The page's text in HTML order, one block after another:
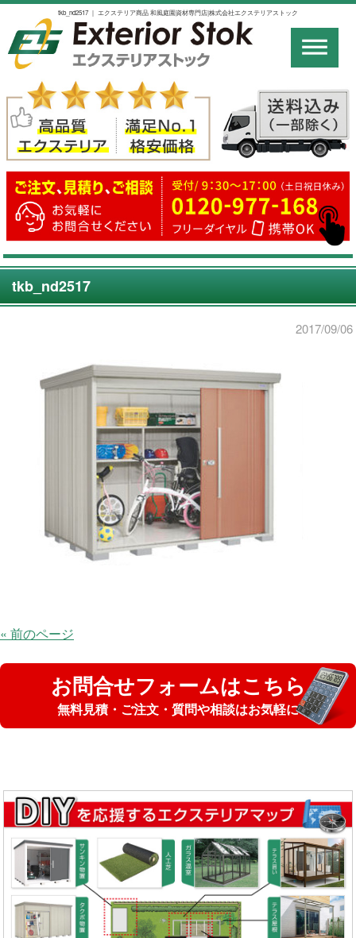
tkb_nd2517 ｜ エクステリア商品 和風庭園資材専門店|株式会社エクステリアストック
tkb_nd2517
2017/09/06
« 前のページ
お問合せフォームはこちら
無料見積・ご注文・質問や相談はお気軽に